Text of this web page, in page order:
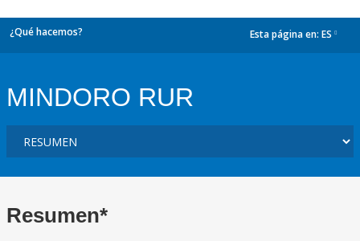
¿Qué hacemos? Esta página en: ES
MINDORO RUR
Resumen*